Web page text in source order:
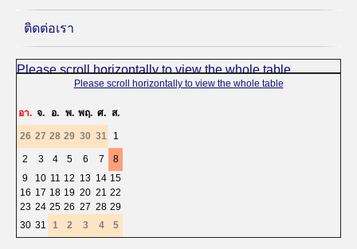
ติดต่อเรา
อา. จ. อ. พ. พฤ. ศ. ส.
26 27 28 29 30 31 1
2 3 4 5 6 7
8
9
10 11 12 13 14 15
16 17 18 19 20 21 22
23 24 25 26 27 28 29
30 31 1 2 3 4 5